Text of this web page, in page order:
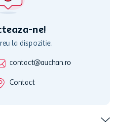
ne!
la dispozitie.
contact@auchan.ro
Contact